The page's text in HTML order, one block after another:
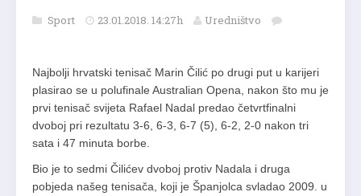
Sport 23.01.2018. 14:27h Uredništvo
Najbolji hrvatski tenisač Marin Čilić po drugi put u karijeri
plasirao se u polufinale Australian Opena, nakon što mu je
prvi tenisač svijeta Rafael Nadal predao četvrtfinalni
dvoboj pri rezultatu 3-6, 6-3, 6-7 (5), 6-2, 2-0 nakon tri
sata i 47 minuta borbe.
Bio je to sedmi Čilićev dvoboj protiv Nadala i druga
pobjeda našeg tenisača, koji je Španjolca svladao 2009. u